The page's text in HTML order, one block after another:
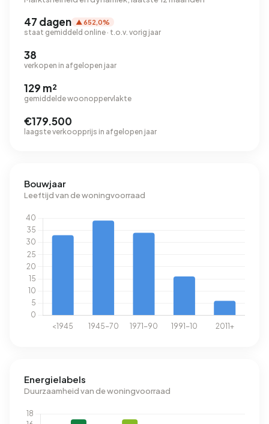
47 dagen ▲ 652,0%
staat gemiddeld online · t.o.v. vorig jaar
38
verkopen in afgelopen jaar
129 m²
gemiddelde woonoppervlakte
€179.500
laagste verkoopprijs in afgelopen jaar
Bouwjaar
Leeftijd van de woningvoorraad
Energielabels
Duurzaamheid van de woningvoorraad